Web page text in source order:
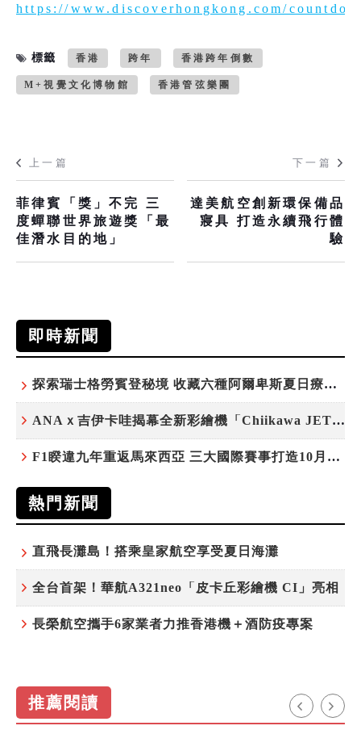
https://www.discoverhongkong.com/
標籤 香港 跨年 香港跨年倒數
M+視覺文化博物館 香港管弦樂團
上一篇
菲律賓「獎」不完 三
度蟬聯世界旅遊獎「最
佳潛水目的地」
下一篇
達美航空創新環保備品
寢具 打造永續飛行體
驗
即時新聞
探索瑞士格勞賓登秘境 收藏六種阿爾卑斯夏日療癒之旅
ANAｘ吉伊卡哇揭幕全新彩繪機「Chiikawa JET」
F1睽違九年重返馬來西亞 三大國際賽事打造10月運動旅遊熱潮 賽車、自行車、路跑同週登場
熱門新聞
直飛長灘島！搭乘皇家航空享受夏日海灘
全台首架！華航A321neo「皮卡丘彩繪機 CI」亮相
長榮航空攜手6家業者力推香港機＋酒防疫專案
推薦閱讀